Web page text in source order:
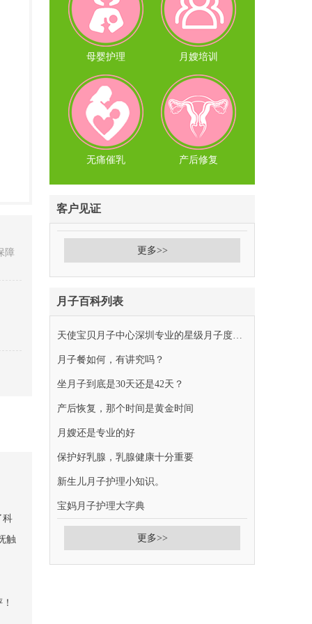
障
科
触
母婴护理 月嫂培训
无痛催乳 产后修复
客户见证
更多>>
月子百科列表
天使宝贝月子中心深圳专业的星级月子度假胜地
月子餐如何，有讲究吗？
坐月子到底是30天还是42天？
产后恢复，那个时间是黄金时间
月嫂还是专业的好
保护好乳腺，乳腺健康十分重要
新生儿月子护理小知识。
宝妈月子护理大字典
更多>>